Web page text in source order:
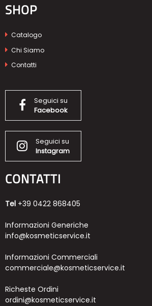
SHOP
Catalogo
Chi Siamo
Contatti
Seguici su
Facebook
Seguici su
Instagram
CONTATTI
Tel +39 0422 868405
Informazioni Generiche
info@kosmeticservice.it
Informazioni Commerciali
commerciale@kosmeticservice.it
Richeste Ordini
ordini@kosmeticservice.it